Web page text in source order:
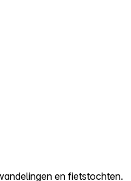
en fietstochten.